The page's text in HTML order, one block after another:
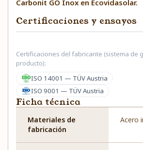
Carbonit GO Inox en Ecovidasolar.
Certificaciones y ensayos
Certificaciones del fabricante (sistema de
producto):
ISO 14001 — TÜV Austria
ISO 9001 — TÜV Austria
Ficha técnica
Materiales de
fabricación
Acero